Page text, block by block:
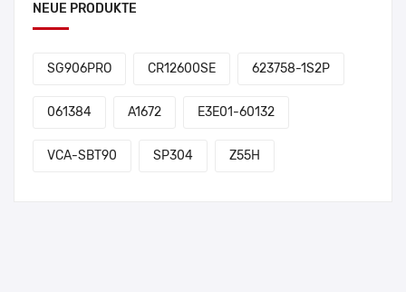
NEUE PRODUKTE
SG906PRO CR12600SE 623758-1S2P
061384 A1672 E3E01-60132
VCA-SBT90 SP304 Z55H